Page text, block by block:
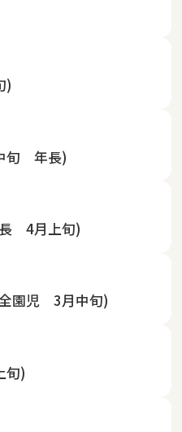
)
旬 年長)
長 4月上旬)
園児 3月中旬)
旬)